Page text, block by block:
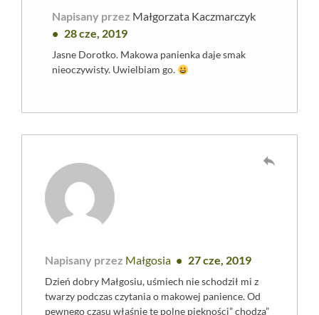
Napisany przez Małgorzata Kaczmarczyk
28 cze, 2019
Jasne Dorotko. Makowa panienka daje smak
nieoczywisty. Uwielbiam go.
Napisany przez Małgosia 27 cze, 2019
Dzień dobry Małgosiu, uśmiech nie schodził mi z
twarzy podczas czytania o makowej panience. Od
pewnego czasu właśnie te polne piękności” chodzą”
reply